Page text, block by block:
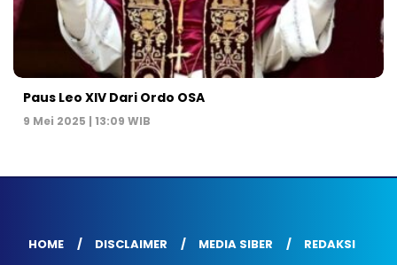
Paus Leo XIV Dari Ordo OSA
9 Mei 2025 | 13:09 WIB
HOME DISCLAIMER MEDIA SIBER REDAKSI